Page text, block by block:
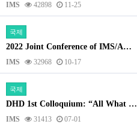
IMS 42898 11-25
국제
2022 Joint Conference of IMS/A…
IMS 32968 10-17
국제
DHD 1st Colloquium: “All What …
IMS 31413 07-01